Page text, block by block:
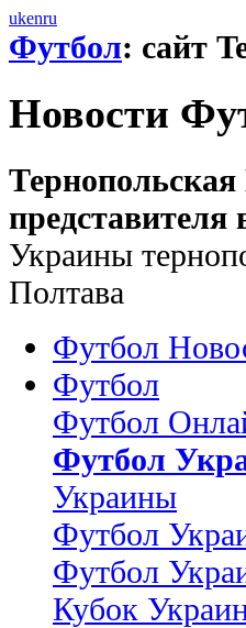
ukenru
Футбол: сайт
Новости
Украины
Полтава
Футбол
Футбол
Футбол
Футбол
Украины
Футбол
Футбол
Кубок